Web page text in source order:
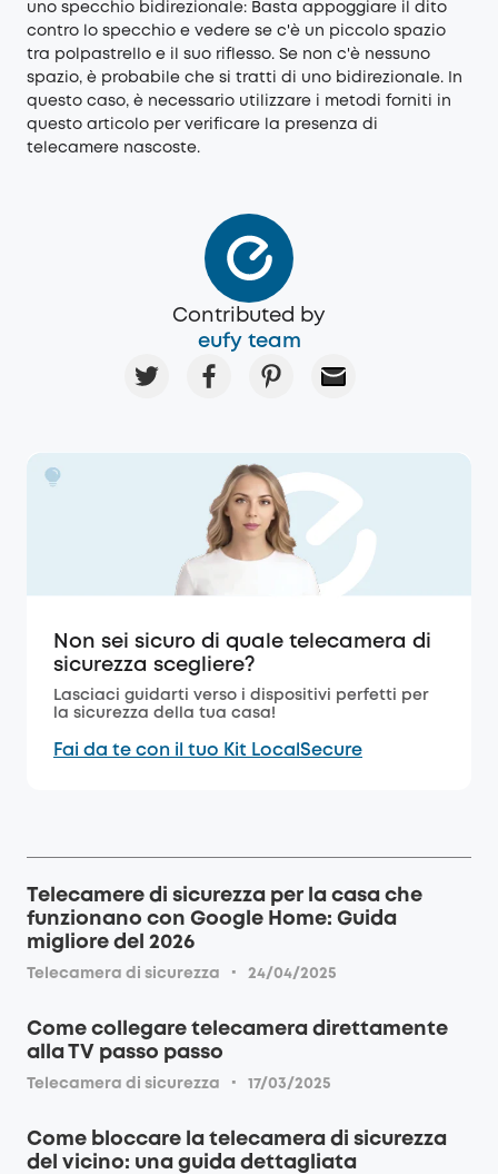
uno specchio bidirezionale: Basta appoggiare il dito
contro lo specchio e vedere se c'è un piccolo spazio
tra polpastrello e il suo riflesso. Se non c'è nessuno
spazio, è probabile che si tratti di uno bidirezionale. In
questo caso, è necessario utilizzare i metodi forniti in
questo articolo per verificare la presenza di
telecamere nascoste.
Contributed by
eufy team
Non sei sicuro di quale telecamera di
sicurezza scegliere?
Lasciaci guidarti verso i dispositivi perfetti per
la sicurezza della tua casa!
Fai da te con il tuo Kit LocalSecure
Telecamere di sicurezza per la casa che
funzionano con Google Home: Guida
migliore del 2026
Telecamera di sicurezza · 24/04/2025
Come collegare telecamera direttamente
alla TV passo passo
Telecamera di sicurezza · 17/03/2025
Come bloccare la telecamera di sicurezza
del vicino: una guida dettagliata